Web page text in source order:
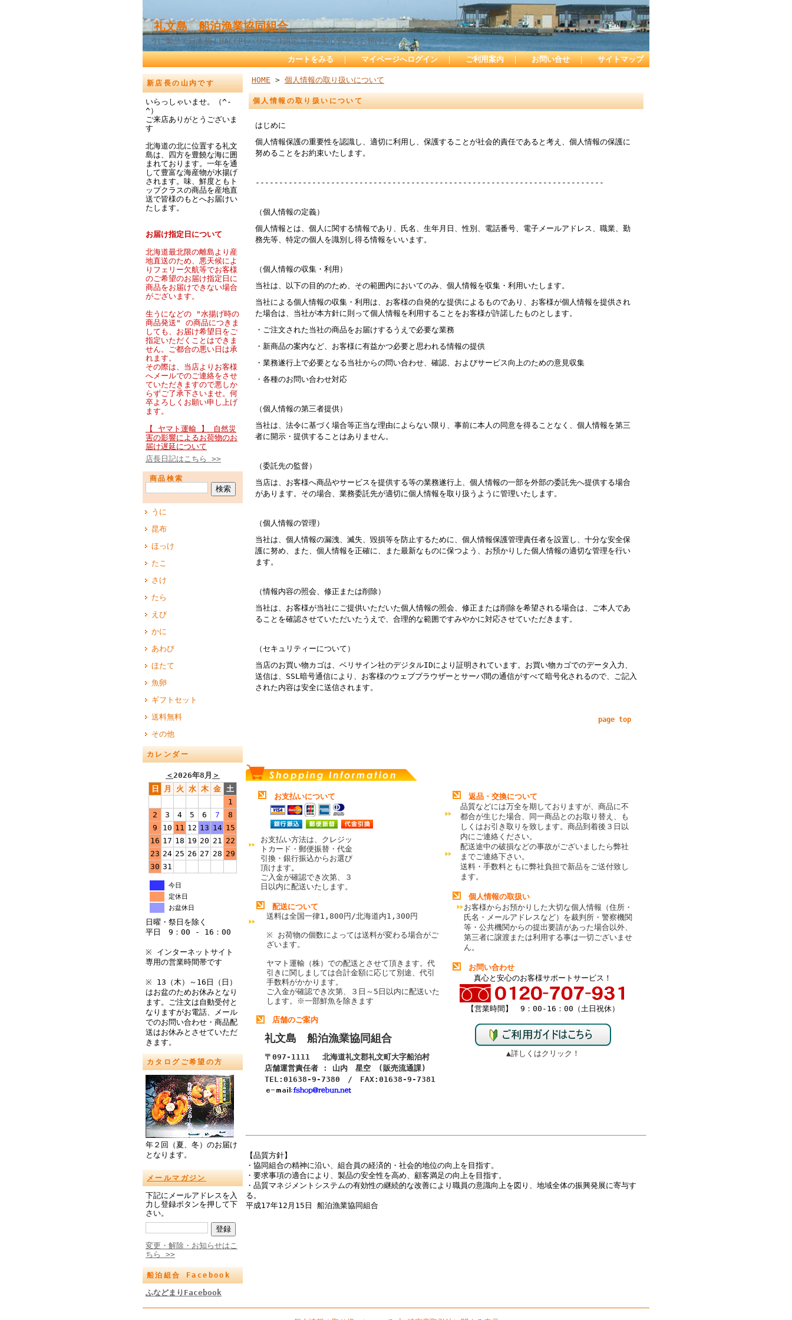
礼文島 船泊漁業協同組合
うに製品で日本初！HACCP(ハサップ)認定工場で安心安全をお届けします
カートをみる ｜ マイページへログイン ｜ ご利用案内 ｜ お問い合せ ｜ サイトマップ
新店長の山内です
いらっしゃいませ。（^-
^）
ご来店ありがとうございま
す
北海道の北に位置する礼文
島は、四方を豊饒な海に囲
まれております。一年を通
して豊富な海産物が水揚げ
されます。味、鮮度ともト
ップクラスの商品を産地直
送で皆様のもとへお届けい
たします。
お届け指定日について
北海道最北限の離島より産
地直送のため、悪天候によ
りフェリー欠航等でお客様
のご希望のお届け指定日に
商品をお届けできない場合
がございます。
生うになどの "水揚げ時の
商品発送" の商品につきま
しても、お届け希望日をご
指定いただくことはできま
せん。ご都合の悪い日は承
れます。
その際は、当店よりお客様
へメールでのご連絡をさせ
ていただきますので悪しか
らずご了承下さいませ。何
卒よろしくお願い申し上げ
ます。
【 ヤマト運輸 】 自然災
害の影響によるお荷物のお
届け遅延について
店長日記はこちら >>
商品検索
うに
昆布
ほっけ
たこ
さけ
たら
えび
かに
あわび
ほたて
魚卵
ギフトセット
送料無料
その他
カレンダー
＜2026年8月 ＞
日
月 火 水 木 金 土
1
2
3 4 5 6 7
8
9
10 11 12 13 14 15
16 17 18 19 20 21 22
23 24 25 26 27 28 29
30 31
今日
定休日
お盆休日
日曜・祭日を除く
平日 9：00 - 16：00
※ インターネットサイト
専用の営業時間帯です
※ 13（木）～16日（日）
はお盆のためお休みとなり
ます。ご注文は自動受付と
なりますがお電話、メール
でのお問い合わせ・商品配
送はお休みとさせていただ
きます。
カタログご希望の方
年２回（夏、冬）のお届け
となります。
メールマガジン
下記にメールアドレスを入
力し登録ボタンを押して下
さい。
変更・解除・お知らせはこ
ちら >>
船泊組合 Facebook
ふなどまりFacebook
HOME > 個人情報の取り扱いについて
個人情報の取り扱いについて
はじめに
個人情報保護の重要性を認識し、適切に利用し、保護することが社会的責任であると考え、個人情報の保護に
努めることをお約束いたします。
--------------------------------------------------------------------------
（個人情報の定義）
個人情報とは、個人に関する情報であり、氏名、生年月日、性別、電話番号、電子メールアドレス、職業、勤
務先等、特定の個人を識別し得る情報をいいます。
（個人情報の収集・利用）
当社は、以下の目的のため、その範囲内においてのみ、個人情報を収集・利用いたします。
当社による個人情報の収集・利用は、お客様の自発的な提供によるものであり、お客様が個人情報を提供され
た場合は、当社が本方針に則って個人情報を利用することをお客様が許諾したものとします。
・ご注文された当社の商品をお届けするうえで必要な業務
・新商品の案内など、お客様に有益かつ必要と思われる情報の提供
・業務遂行上で必要となる当社からの問い合わせ、確認、およびサービス向上のための意見収集
・各種のお問い合わせ対応
（個人情報の第三者提供）
当社は、法令に基づく場合等正当な理由によらない限り、事前に本人の同意を得ることなく、個人情報を第三
者に開示・提供することはありません。
（委託先の監督）
当店は、お客様へ商品やサービスを提供する等の業務遂行上、個人情報の一部を外部の委託先へ提供する場合
があります。その場合、業務委託先が適切に個人情報を取り扱うように管理いたします。
（個人情報の管理）
当社は、個人情報の漏洩、滅失、毀損等を防止するために、個人情報保護管理責任者を設置し、十分な安全保
護に努め、また、個人情報を正確に、また最新なものに保つよう、お預かりした個人情報の適切な管理を行い
ます。
（情報内容の照会、修正または削除）
当社は、お客様が当社にご提供いただいた個人情報の照会、修正または削除を希望される場合は、ご本人であ
ることを確認させていただいたうえで、合理的な範囲ですみやかに対応させていただきます。
（セキュリティーについて）
当店のお買い物カゴは、ベリサイン社のデジタルIDにより証明されています。お買い物カゴでのデータ入力、
送信は、SSL暗号通信により、お客様のウェブブラウザーとサーバ間の通信がすべて暗号化されるので、ご記入
された内容は安全に送信されます。
page top
お支払いについて
お支払い方法は、クレジッ
トカード・郵便振替・代金
引換・銀行振込からお選び
頂けます。
ご入金が確認でき次第、３
日以内に配送いたします。
配送について
送料は全国一律1,800円/北海道内1,300円
※ お荷物の個数によっては送料が変わる場合がご
ざいます。
ヤマト運輸（株）での配送とさせて頂きます。代
引きに関しましては合計金額に応じて別途、代引
手数料がかかります。
ご入金が確認でき次第、３日～5日以内に配送いた
します。
※一部鮮魚を除きます
店舗のご案内
礼文島 船泊漁業協同組合
〒097-1111 北海道礼文郡礼文町大字船泊村
店舗運営責任者 : 山内 星空 (販売流通課)
TEL:01638-9-7380 / FAX:01638-9-7381
返品・交換について
品質などには万全を期しておりますが、商品に不
都合が生じた場合、同一商品とのお取り替え、も
しくはお引き取りを致します。商品到着後３日以
内にご連絡ください。
配送途中の破損などの事故がございましたら弊社
までご連絡下さい。
送料・手数料ともに弊社負担で新品をご送付致し
ます。
個人情報の取扱い
お客様からお預かりした大切な個人情報（住所・
氏名・メールアドレスなど）を裁判所・警察機関
等・公共機関からの提出要請があった場合以外、
第三者に譲渡または利用する事は一切ございませ
ん。
お問い合わせ
真心と安心のお客様サポートサービス！
【営業時間】 9：00-16：00（土日祝休）
▲詳しくはクリック！
【品質方針】
・協同組合の精神に沿い、組合員の経済的・社会的地位の向上を目指す。
・要求事項の適合により、製品の安全性を高め、顧客満足の向上を目指す。
・品質マネジメントシステムの有効性の継続的な改善により職員の意識向上を図り、地域全体の振興発展に寄与す
る。
平成17年12月15日 船泊漁業協同組合